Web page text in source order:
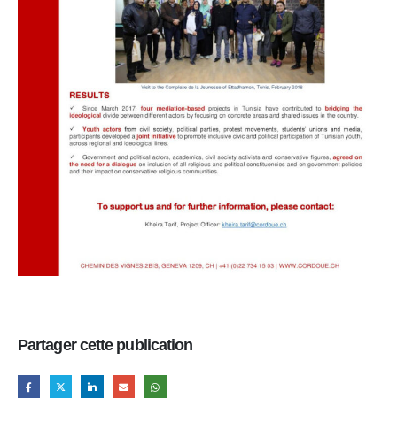
Partager cette publication